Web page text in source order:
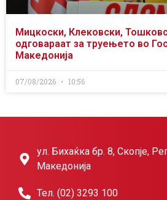
Мицкоски, Клековски,
одговараат за труењето во
Македонија
07/08/2026 10:56
ул. Бихаќка бр. 8, Скопје,
Македонија
Тел. (02) 3293 100